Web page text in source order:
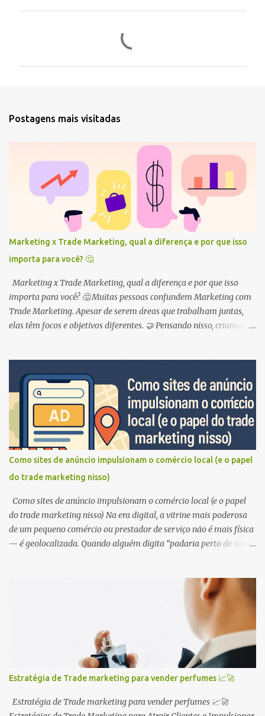
Postagens mais visitadas
Marketing x Trade Marketing, qual a diferença e por que isso
importa para você? 🤔
Marketing x Trade Marketing, qual a diferença e por que isso
importa para você? 🤔 Muitas pessoas confundem Marketing com
Trade Marketing. Apesar de serem áreas que trabalham juntas,
elas têm focos e objetivos diferentes. 🤝 Pensando nisso, criamos
Marketing é como um grande guarda-chuva que abrange diversas
estratégias para atrair e conquistar clientes . 🎯 Ele se concentra
em construir uma marca forte, gerar reconhecimento e desejo pelo
produto . 💖 Pense em todas as vezes que você viu um anúncio na
TV, ouviu um jingle no rádio ou se deparou com um outdoor
chamativo. Isso é Marketing em ação! 🎬 Exemplos de ações de
Marketing: Publicidade online e offline: anúncios em redes sociais,
Google, TV, rádio, revistas, etc. 📢 Criação de conteúdo: blogs,
vídeos, ebooks, infográficos, etc. 💡 Relações ...
Como sites de anúncio impulsionam o comércio local (e o papel
do trade marketing nisso)
Como sites de anúncio impulsionam o comércio local (e o papel
do trade marketing nisso) Na era digital, a vitrine mais poderosa
de um pequeno comércio ou prestador de serviço não é mais física
— é geolocalizada. Quando alguém digita “padaria perto de mim”
mudam tudo. A geolocalização como ativo estratégico Estar
presente em plataformas que utilizam dados de localização não é
mais um diferencial — é o mínimo. Ferramentas como Google
Meu Negócio, sites de classificados locais e aplicativos de serviços
fazem parte do novo mapa digital de descoberta. Comércio físico
vs. prestador autônomo 🏪 Comércio de bairro precisa ser
encontrado por quem está a poucos quarteirões. O impacto é
direto no fluxo da loja. 🧰 Prestadores de serviço autônomos
dependem de visibilidade regional inteligente — aparecer para
Estratégia de Trade marketing para vender perfumes 📈🚀
Estratégia de Trade marketing para vender perfumes 📈🚀